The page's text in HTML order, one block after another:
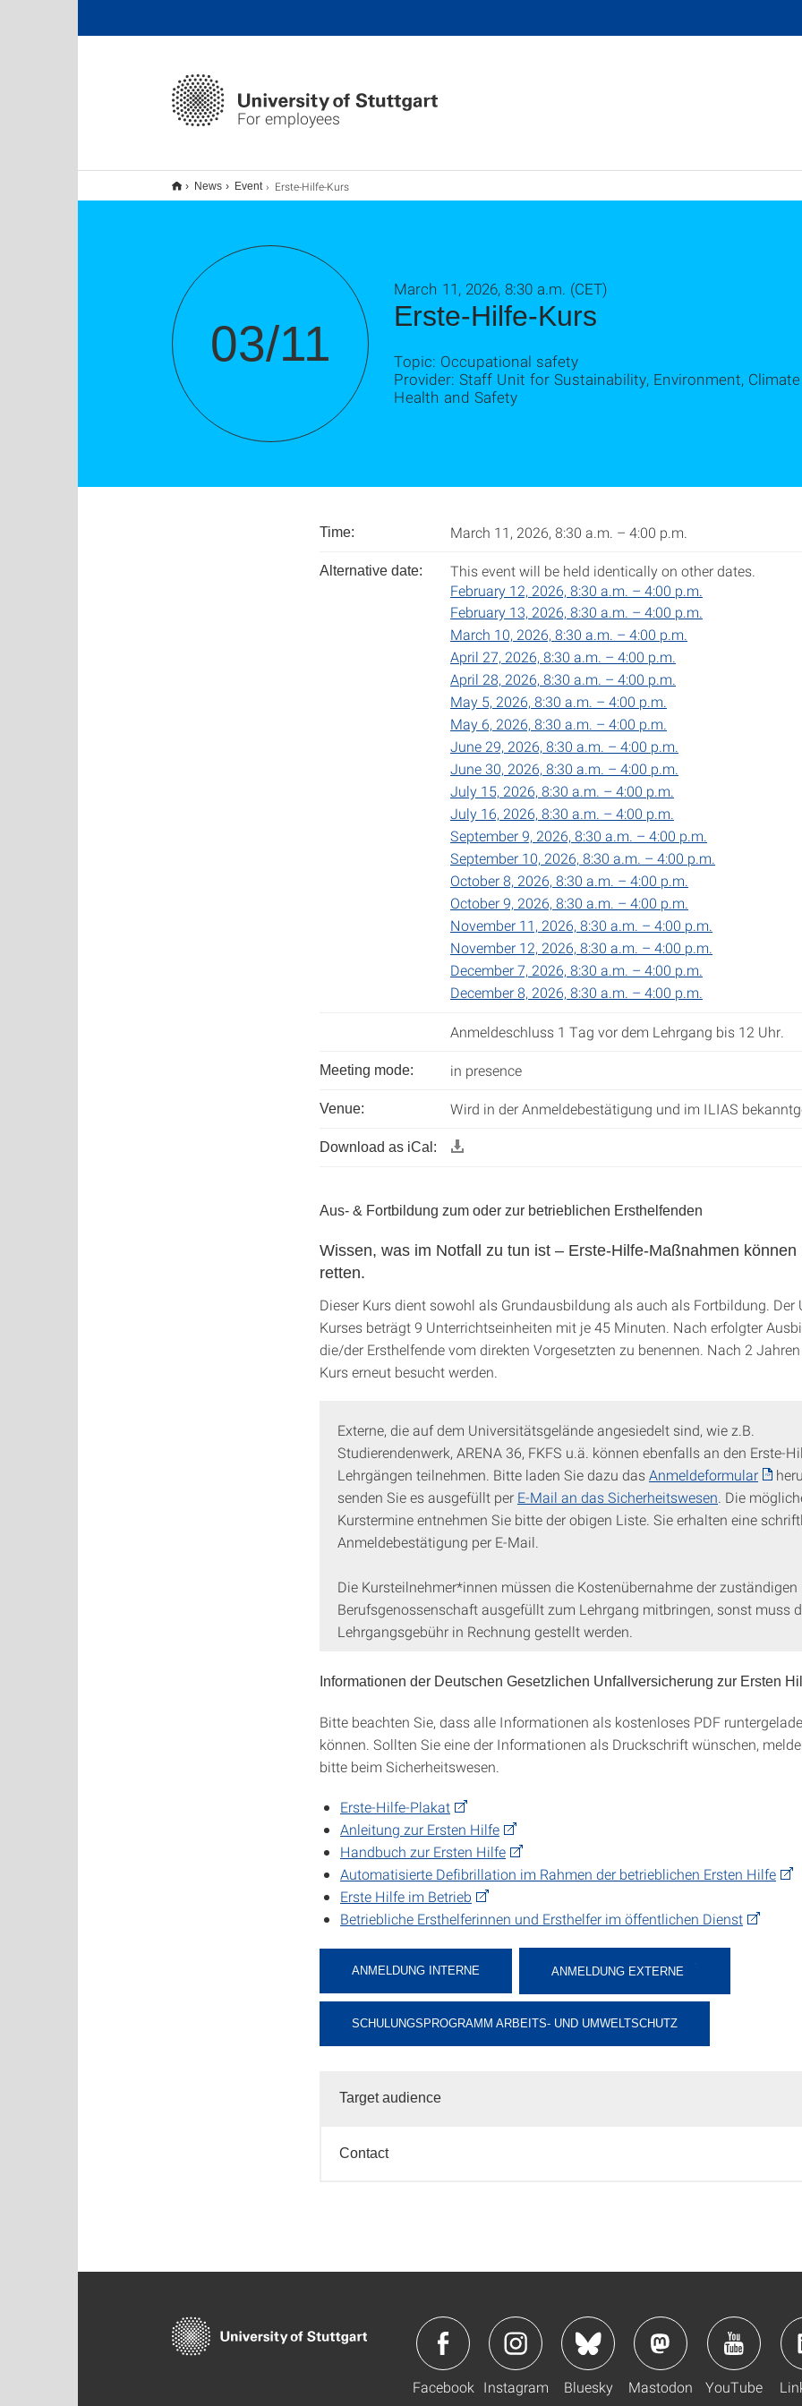
For employees
News Event Erste-Hilfe-Kurs
03/11 Erste-Hilfe-Kurs
March 11, 2026, 8:30 a.m. (CET)
Topic: Occupational safety
Provider: Staff Unit for Sustainability, Environment,
Health and Safety
Time: March 11, 2026, 8:30 a.m. – 4:00 p.m.
Alternative date:
This event will be held identically on other dates.
February 12, 2026, 8:30 a.m. – 4:00 p.m.
February 13, 2026, 8:30 a.m. – 4:00 p.m.
March 10, 2026, 8:30 a.m. – 4:00 p.m.
April 27, 2026, 8:30 a.m. – 4:00 p.m.
April 28, 2026, 8:30 a.m. – 4:00 p.m.
May 5, 2026, 8:30 a.m. – 4:00 p.m.
May 6, 2026, 8:30 a.m. – 4:00 p.m.
June 29, 2026, 8:30 a.m. – 4:00 p.m.
June 30, 2026, 8:30 a.m. – 4:00 p.m.
July 15, 2026, 8:30 a.m. – 4:00 p.m.
July 16, 2026, 8:30 a.m. – 4:00 p.m.
September 9, 2026, 8:30 a.m. – 4:00 p.m.
September 10, 2026, 8:30 a.m. – 4:00 p.m.
October 8, 2026, 8:30 a.m. – 4:00 p.m.
October 9, 2026, 8:30 a.m. – 4:00 p.m.
November 11, 2026, 8:30 a.m. – 4:00 p.m.
November 12, 2026, 8:30 a.m. – 4:00 p.m.
December 7, 2026, 8:30 a.m. – 4:00 p.m.
December 8, 2026, 8:30 a.m. – 4:00 p.m.
Anmeldeschluss 1 Tag vor dem Lehrgang bis 12 Uhr.
Meeting mode: in presence
Venue: Wird in der Anmeldebestätigung und im ILIAS
Download as iCal:
Aus- & Fortbildung zum oder zur betrieblichen Ersthelfenden
Wissen, was im Notfall zu tun ist – Erste-Hilfe-Maßnahmen können
retten.
Dieser Kurs dient sowohl als Grundausbildung als auch als Fortbildung. Der
Kurses beträgt 9 Unterrichtseinheiten mit je 45 Minuten. Nach erfolgter
die/der Ersthelfende vom direkten Vorgesetzten zu benennen. Nach 2
Kurs erneut besucht werden.
Externe, die auf dem Universitätsgelände angesiedelt sind, wie z.B.
Studierendenwerk, ARENA 36, FKFS u.ä. können ebenfalls an den Erste-
Lehrgängen teilnehmen. Bitte laden Sie dazu dasAnmeldeformular
senden Sie es ausgefüllt per E-Mail an das Sicherheitswesen . Die
Kurstermine entnehmen Sie bitte der obigen Liste. Sie erhalten eine
Anmeldebestätigung per E-Mail.
Die Kursteilnehmer*innen müssen die Kostenübernahme der zuständigen
Berufsgenossenschaft ausgefüllt zum Lehrgang mitbringen, sonst muss
Lehrgangsgebühr in Rechnung gestellt werden.
Informationen der Deutschen Gesetzlichen Unfallversicherung zur Ersten
Bitte beachten Sie, dass alle Informationen als kostenloses PDF
können. Sollten Sie eine der Informationen als Druckschrift wünschen,
bitte beim Sicherheitswesen.
Erste-Hilfe-Plakat
Anleitung zur Ersten Hilfe
Handbuch zur Ersten Hilfe
Automatisierte Defibrillation im Rahmen der betrieblichen Ersten Hilfe
Erste Hilfe im Betrieb
Betriebliche Ersthelferinnen und Ersthelfer im öffentlichen Dienst
ANMELDUNG INTERNE ANMELDUNG EXTERNE
SCHULUNGSPROGRAMM ARBEITS- UND UMWELTSCHUTZ
Target audience
Contact
Facebook Instagram Bluesky Mastodon YouTube